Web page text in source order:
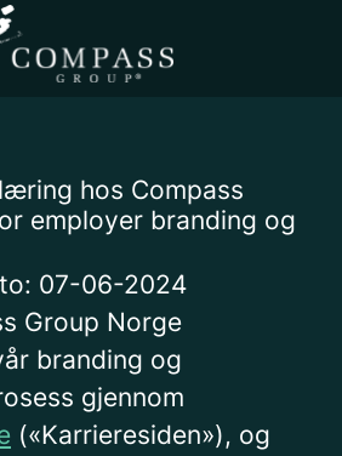
hos Compass
employer branding og
07-06-2024
Group Norge
branding og
gjennom
(«Karrieresiden»), og